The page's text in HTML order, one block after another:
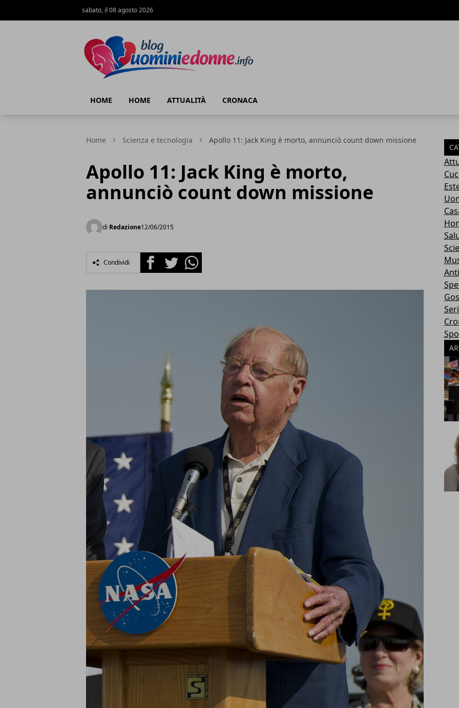
sabato, il 08 agosto 2026
HOME HOME ATTUALITÀ CRONACA
Home Scienza e tecnologia Apollo 11: Jack King è morto, annunciò count down missione
Apollo 11: Jack King è morto,
annunciò count down missione
di Redazione12/06/2015
Condividi FacebookTwitterWhatsapp